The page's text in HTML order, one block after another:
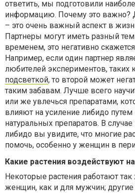
ответить, мы подготовили
информацию. Почему это важно?
– это очень важный аспект в
Партнеры могут иметь разный
временем, это негативно
Например, если один партнер
любителей экспериментов, таких
подсветкой, то второй может
таким забавам. Лучше всего
или же увлечься препаратами,
влияют на усиление либидо путем
натуральных препаратов. В случае
либидо вы увидите, что многие
помочь, особенно у женщин в
Какие растения воздействуют
Некоторые растения работают
женщин, как и для мужчин; другие